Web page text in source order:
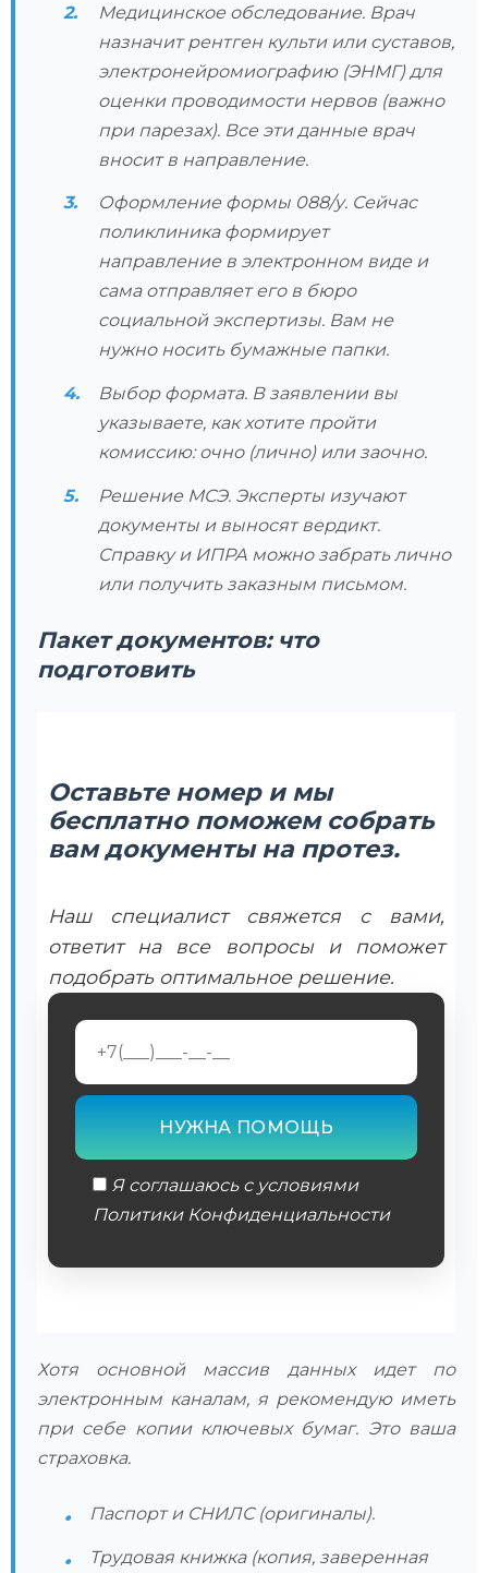
Медицинское обследование. Врач
назначит рентген культи или суставов,
электронейромиографию (ЭНМГ) для
оценки проводимости нервов (важно
при парезах). Все эти данные врач
вносит в направление.
Оформление формы 088/у. Сейчас
поликлиника формирует
направление в электронном виде и
сама отправляет его в бюро
социальной экспертизы. Вам не
нужно носить бумажные папки.
Выбор формата. В заявлении вы
указываете, как хотите пройти
комиссию: очно (лично) или заочно.
Решение МСЭ. Эксперты изучают
документы и выносят вердикт.
Справку и ИПРА можно забрать лично
или получить заказным письмом.
Пакет документов: что
подготовить
Оставьте номер и мы
бесплатно поможем собрать
вам документы на протез.
Наш специалист свяжется с вами,
ответит на все вопросы и поможет
подобрать оптимальное решение.
Я соглашаюсь с условиями
Политики Конфиденциальности
Хотя основной массив данных идет по
электронным каналам, я рекомендую иметь
при себе копии ключевых бумаг. Это ваша
страховка.
Паспорт и СНИЛС (оригиналы).
Трудовая книжка (копия, заверенная